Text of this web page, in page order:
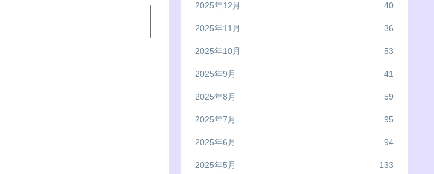
2025年12月 40
2025年11月 36
2025年10月 53
2025年9月 41
2025年8月 59
2025年7月 95
2025年6月 94
2025年5月 133